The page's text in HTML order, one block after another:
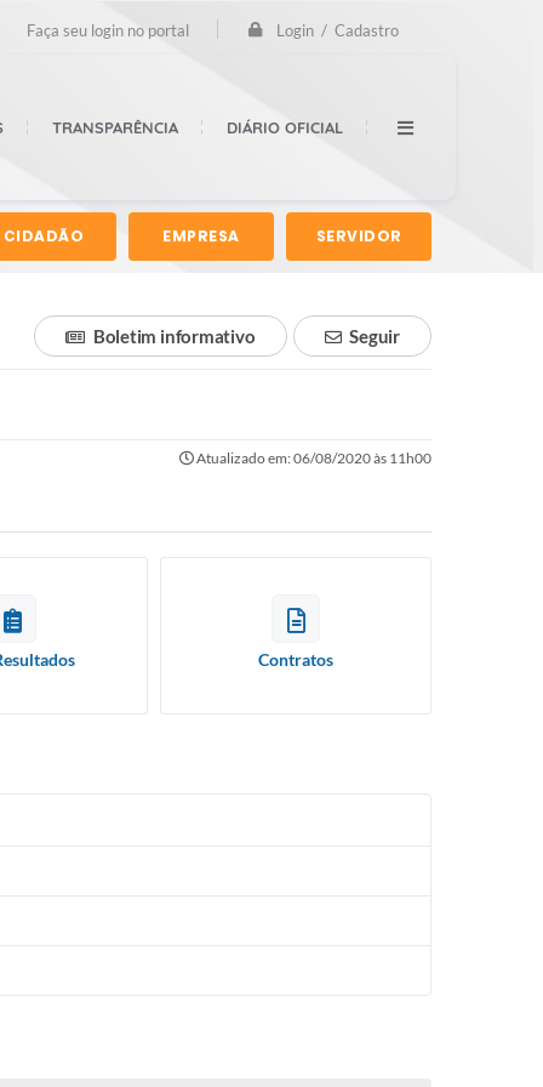
Faça seu login no portal Login / Cadastro
TRANSPARÊNCIA DIÁRIO OFICIAL
CIDADÃO EMPRESA SERVIDOR
Seguir
Boletim informativo
Atualizado em: 06/08/2020 às 11h00
Contratos